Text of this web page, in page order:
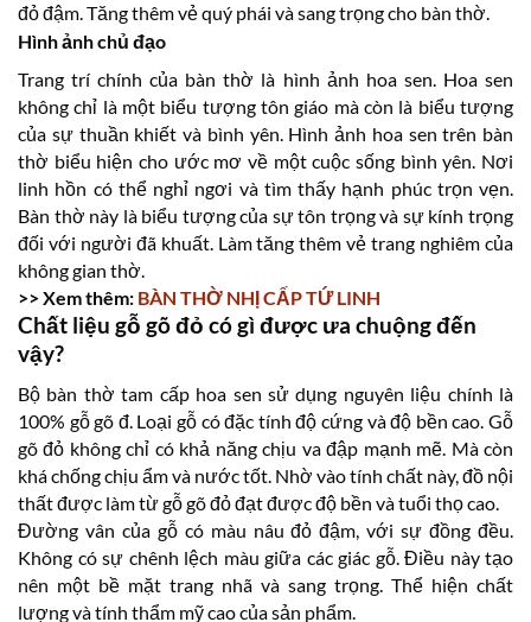
đỏ đậm. Tăng thêm vẻ quý phái và sang trọng cho bàn thờ.
Hình ảnh chủ đạo
Trang trí chính của bàn thờ là hình ảnh hoa sen. Hoa sen
không chỉ là một biểu tượng tôn giáo mà còn là biểu tượng
của sự thuần khiết và bình yên. Hình ảnh hoa sen trên bàn
thờ biểu hiện cho ước mơ về một cuộc sống bình yên. Nơi
linh hồn có thể nghỉ ngơi và tìm thấy hạnh phúc trọn vẹn.
Bàn thờ này là biểu tượng của sự tôn trọng và sự kính trọng
đối với người đã khuất. Làm tăng thêm vẻ trang nghiêm của
không gian thờ.
>> Xem thêm: BÀN THỜ NHỊ CẤP TỨ LINH
Chất liệu gỗ gõ đỏ có gì được ưa chuộng đến
vậy?
Bộ bàn thờ tam cấp hoa sen sử dụng nguyên liệu chính là
100% gỗ gõ đ. Loại gỗ có đặc tính độ cứng và độ bền cao. Gỗ
gõ đỏ không chỉ có khả năng chịu va đập mạnh mẽ. Mà còn
khá chống chịu ẩm và nước tốt. Nhờ vào tính chất này, đồ nội
thất được làm từ gỗ gõ đỏ đạt được độ bền và tuổi thọ cao.
Đường vân của gỗ có màu nâu đỏ đậm, với sự đồng đều.
Không có sự chênh lệch màu giữa các giác gỗ. Điều này tạo
nên một bề mặt trang nhã và sang trọng. Thể hiện chất
lượng và tính thẩm mỹ cao của sản phẩm.